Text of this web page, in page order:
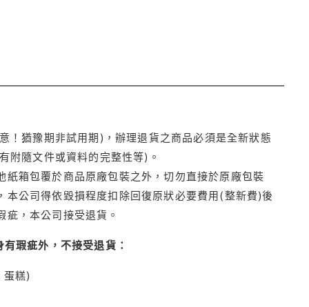
！猶豫期非試用期)，辦理退貨之商品必須是全新狀態
附隨文件或資料的完整性等)。
箱包覆於商品原廠包裝之外，切勿直接於原廠包裝
公司得依毀損程度扣除回復原狀必要費用(整新費)後
，本公司接受退貨。
瑕疵外，不接受退貨：
蛋糕)